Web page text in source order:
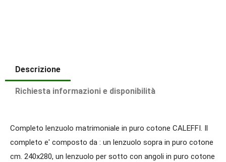
Descrizione
Richiesta informazioni e disponibilità
Completo lenzuolo matrimoniale in puro cotone CALEFFI. Il
completo e' composto da : un lenzuolo sopra in puro cotone
cm. 240x280, un lenzuolo per sotto con angoli in puro cotone